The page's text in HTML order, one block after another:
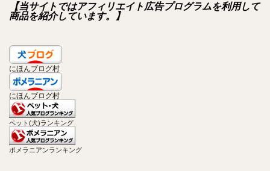
【当サイトではアフィリエイト広告プログラムを利用して
商品を紹介しています。】
にほんブログ村
にほんブログ村
ペット(犬)ランキング
ポメラニアンランキング